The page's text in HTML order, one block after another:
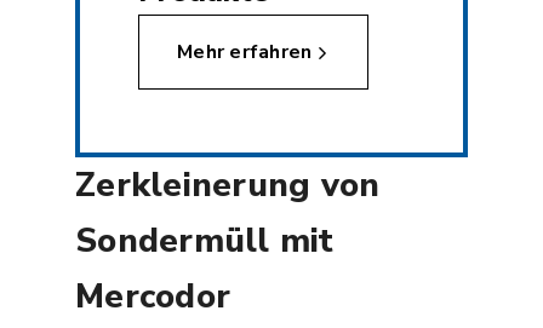
Mehr erfahren
Zerkleinerung von
Sondermüll mit
Mercodor